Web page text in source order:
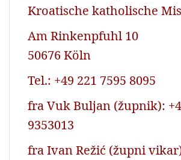
Kroatische katholische
Am Rinkenpfuhl 10
50676 Köln
Tel.: +49 221 7595 8095
fra Vuk Buljan (župnik):
9353013
fra Ivan Režić (župni